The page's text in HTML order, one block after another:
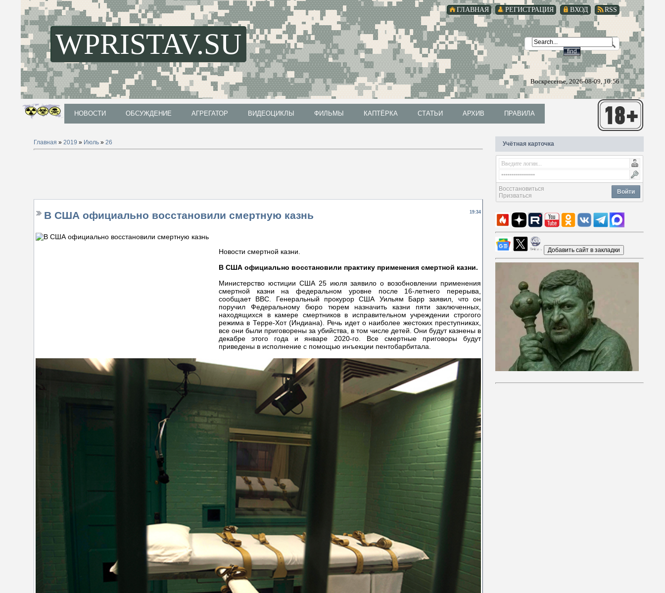
RSS
ВХОД
РЕГИСТРАЦИЯ
ГЛАВНАЯ
WPRISTAV.SU
Воскресенье, 2026-08-09, 10:56
НОВОСТИ ОБСУЖДЕНИЕ АГРЕГАТОР ВИДЕОЦИКЛЫ ФИЛЬМЫ КАПТЁРКА СТАТЬИ АРХИВ ПРАВИЛА
Главная » 2019 » Июль » 26
19:34
В США официально восстановили смертную казнь
Новости смертной казни.
В США официально восстановили практику применения смертной казни.
Министерство юстиции США 25 июля заявило о возобновлении применения
смертной казни на федеральном уровне после 16-летнего перерыва,
сообщает BBC. Генеральный прокурор США Уильям Барр заявил, что он
поручил Федеральному бюро тюрем назначить казни пяти заключенных,
находящихся в камере смертников в исправительном учреждении строгого
режима в Терре-Хот (Индиана). Речь идет о наиболее жестоких преступниках,
все они были приговорены за убийства, в том числе детей. Они будут казнены в
декабре этого года и январе 2020-го. Все смертные приговоры будут
приведены в исполнение с помощью инъекции пентобарбитала.
Учётная карточка
Войти
Восстановиться
Призваться